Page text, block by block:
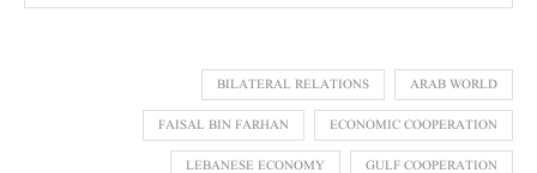
ARAB WORLD
BILATERAL RELATIONS
ECONOMIC COOPERATION
FAISAL BIN FARHAN
GULF COOPERATION
LEBANESE ECONOMY